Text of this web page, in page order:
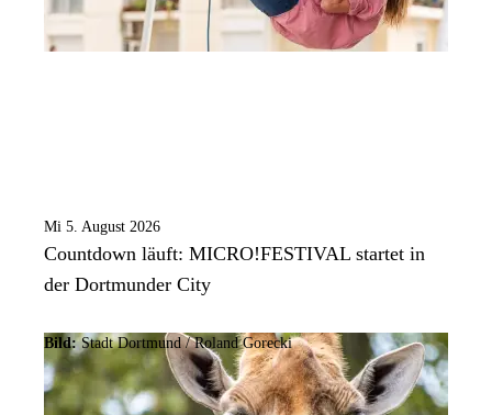
Mi 5. August 2026
Countdown läuft: MICRO!FESTIVAL startet in
der Dortmunder City
Bild:Stadt Dortmund / Roland Gorecki